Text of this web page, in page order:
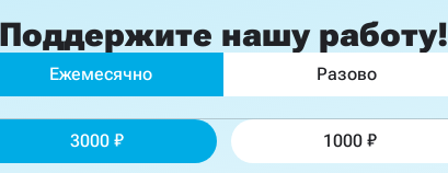
Поддержите нашу работу!
Ежемесячно Разово
3000 1000